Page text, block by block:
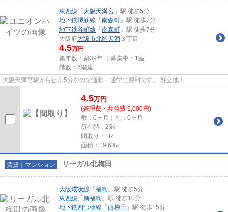
東西線 「 大阪天満宮 」駅 徒歩5分
地下鉄堺筋線 「 南森町 」駅 徒歩7分
地下鉄谷町線 「 南森町 」駅 徒歩7分
大阪府大阪市北区天満 ３丁目
4.5万円
築年数：築39年 ｜募集中： 1室
階数：6階建
大阪天満宮駅から徒歩5分なので通勤・通学に便利です。 好立地！
4.5万円
(管理費・共益費 5,000円)
敷：0ヶ月｜礼：0ヶ月
所在階：2階
間取り：1R
面積：19.63㎡
賃貸｜マンション リーガル北梅田
大阪環状線 「 福島 」駅 徒歩5分
東西線 「 新福島 」駅 徒歩10分
地下鉄四つ橋線 「 西梅田 」駅 徒歩15分